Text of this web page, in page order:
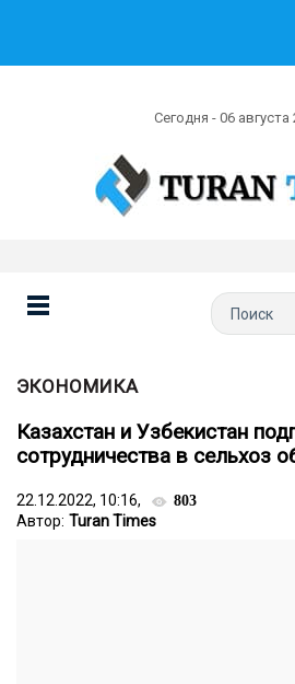
Сегодня - 06 августа
ЭКОНОМИКА
Казахстан и Узбекистан
сотрудничества в сельхоз
22.12.2022, 10:16, 803
Автор: Turan Times